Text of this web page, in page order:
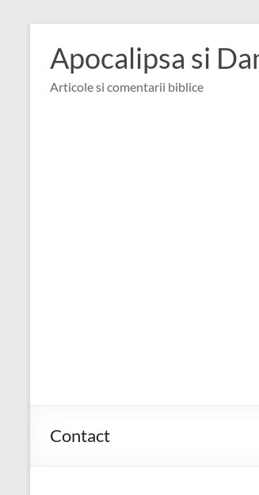
content
Apocalipsa si
Articole si comentarii biblice
Contact